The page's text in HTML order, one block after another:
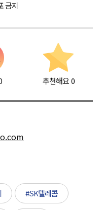
금지
추천해요 0
#SK텔레콤